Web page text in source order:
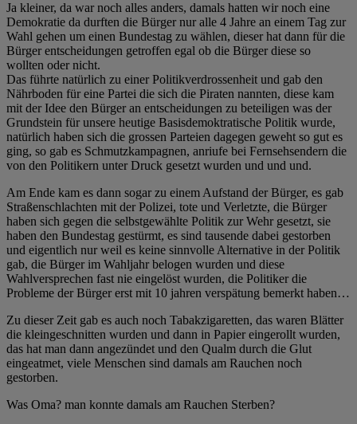
Ja kleiner, da war noch alles anders, damals hatten wir noch eine
Demokratie da durften die Bürger nur alle 4 Jahre an einem Tag zur
Wahl gehen um einen Bundestag zu wählen, dieser hat dann für die
Bürger entscheidungen getroffen egal ob die Bürger diese so
wollten oder nicht.
Das führte natürlich zu einer Politikverdrossenheit und gab den
Nährboden für eine Partei die sich die Piraten nannten, diese kam
mit der Idee den Bürger an entscheidungen zu beteiligen was der
Grundstein für unsere heutige Basisdemoktratische Politik wurde,
natürlich haben sich die grossen Parteien dagegen geweht so gut es
ging, so gab es Schmutzkampagnen, anriufe bei Fernsehsendern die
von den Politikern unter Druck gesetzt wurden und und und.
Am Ende kam es dann sogar zu einem Aufstand der Bürger, es gab
Straßenschlachten mit der Polizei, tote und Verletzte, die Bürger
haben sich gegen die selbstgewählte Politik zur Wehr gesetzt, sie
haben den Bundestag gestürmt, es sind tausende dabei gestorben
und eigentlich nur weil es keine sinnvolle Alternative in der Politik
gab, die Bürger im Wahljahr belogen wurden und diese
Wahlversprechen fast nie eingelöst wurden, die Politiker die
Probleme der Bürger erst mit 10 jahren verspätung bemerkt haben…
Zu dieser Zeit gab es auch noch Tabakzigaretten, das waren Blätter
die kleingeschnitten wurden und dann in Papier eingerollt wurden,
das hat man dann angezündet und den Qualm durch die Glut
eingeatmet, viele Menschen sind damals am Rauchen noch
gestorben.
Was Oma? man konnte damals am Rauchen Sterben?